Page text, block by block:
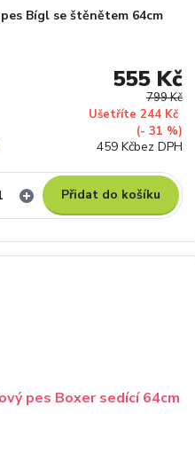
Bígl se štěnětem 64cm
799 Kč
Ušetříte 244 Kč
(- 31 %)
555 Kč
459 Kčbez DPH
Přidat do košíku